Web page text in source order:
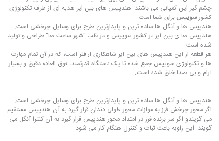
چشم گیر این کمپانی می باشند. هندپیس های بین ایر هدیه ای از طرف تکنولوژی
کشورسوییس برای شما است.
هندپیس ها و آنگل ها ساده ترین و پایدارترین طرح برای وسایل چرخشی است.
هندپیس ها ی بین ایر در کشور سوییس و در قلب "شهر ساعت ها" طراحی و تولید
شده است.
هر قطعه از این هندپیس های بین ایر شاهکاری از فلز است، که در آن تمام مهارت
ها و تکنولوژی سوییس جمع شده تا یک دستگاه قدرتمند، فوق العاده دقیق و بسیار
آرام و بی صدا خلق شده است.
هندپیس ها و آنگل ها ساده ترین و پایدارترین طرح برای وسایل چرخشی است.
اگر محور چرخش فرز به موازات محور طولی دندان قرار گیرد به آن هندپیس مستقیم
می گویندو اگر سر برنده فرز در امتداد محور هندپیس قرار گیرد به آن کنترا آنگل می
گویند. این زاویه باعث ثبات و کنترل هنگام کار می شود.